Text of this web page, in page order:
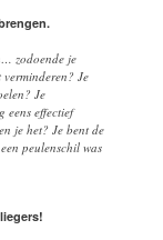
zodoende je
verminderen? Je
Je
eens effectief
je het? Je bent de
peulenschil was